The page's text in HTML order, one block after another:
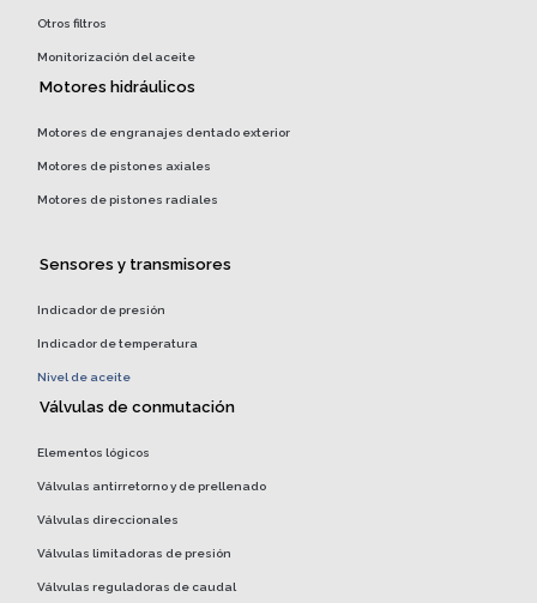
Otros filtros
Monitorización del aceite
Motores hidráulicos
Motores de engranajes dentado exterior
Motores de pistones axiales
Motores de pistones radiales
Sensores y transmisores
Indicador de presión
Indicador de temperatura
Nivel de aceite
Válvulas de conmutación
Elementos lógicos
Válvulas antirretorno y de prellenado
Válvulas direccionales
Válvulas limitadoras de presión
Válvulas reguladoras de caudal